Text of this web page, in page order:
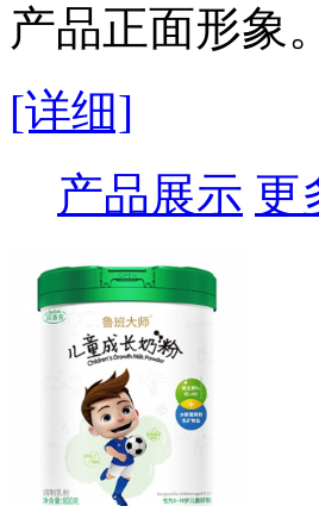
产品正面形象。
[详细]
产品展示 更